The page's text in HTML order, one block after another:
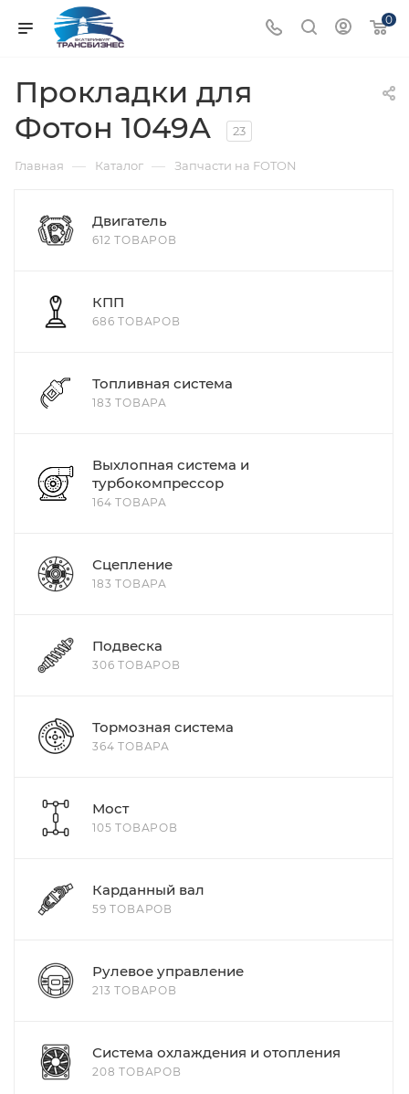
0
Прокладки для
Фотон 1049А
23
Главная — Каталог — Запчасти на FOTON
Двигатель
612 ТОВАРОВ
КПП
686 ТОВАРОВ
Топливная система
183 ТОВАРА
Выхлопная система и
турбокомпрессор
164 ТОВАРА
Сцепление
183 ТОВАРА
Подвеска
306 ТОВАРОВ
Тормозная система
364 ТОВАРА
Мост
105 ТОВАРОВ
Карданный вал
59 ТОВАРОВ
Рулевое управление
213 ТОВАРОВ
Система охлаждения и отопления
208 ТОВАРОВ